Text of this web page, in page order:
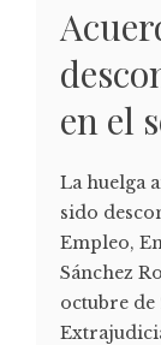
en el
La huelga
sido
Empleo,
Sánchez
octubre de